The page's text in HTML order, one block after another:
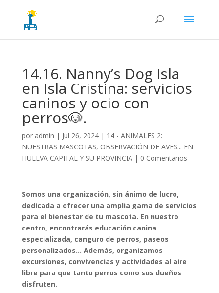
14.16. Nanny’s Dog Isla
en Isla Cristina: servicios
caninos y ocio con
perros🐶.
por admin | Jul 26, 2024| 14 - ANIMALES 2:
NUESTRAS MASCOTAS, OBSERVACIÓN DE AVES... EN
HUELVA CAPITAL Y SU PROVINCIA| 0 Comentarios
Somos una organización, sin ánimo de lucro,
dedicada a ofrecer una amplia gama de servicios
para el bienestar de tu mascota. En nuestro
centro, encontrarás educación canina
especializada, canguro de perros, paseos
personalizados… Además, organizamos
excursiones, convivencias y actividades al aire
libre para que tanto perros como sus dueños
disfruten.